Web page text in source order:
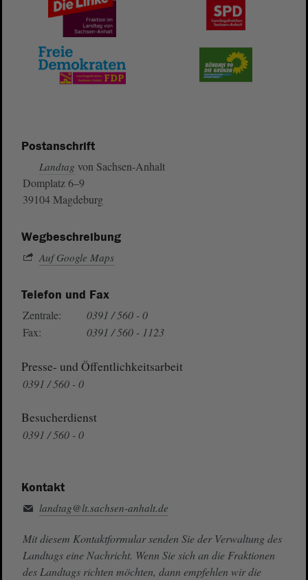
Postanschrift
Landtag von Sachsen-Anhalt
Domplatz 6–9
39104 Magdeburg
Wegbeschreibung
Auf Google Maps
Telefon und Fax
Zentrale:
0391 / 560 - 0
Fax:
0391 / 560 - 1123
Presse- und Öffentlichkeitsarbeit
0391 / 560 - 0
Besucherdienst
0391 / 560 - 0
Kontakt
landtag@lt.sachsen-anhalt.de
Mit diesem Kontaktformular senden Sie der Verwaltung des
Landtags eine Nachricht. Wenn Sie sich an die Fraktionen
des Landtags richten möchten, dann empfehlen wir die